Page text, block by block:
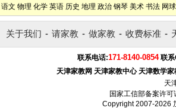
语文 物理 化学 英语 历史 地理 政治 钢琴 美术 书法 网球
关于我们 - 请家教 - 做家教 - 收费标准 -
联系电话:171-8140-0854 联
天津家教网 天津家教中心 天津数学家
天
国家工信部备案许可
Copyright 2007-2026